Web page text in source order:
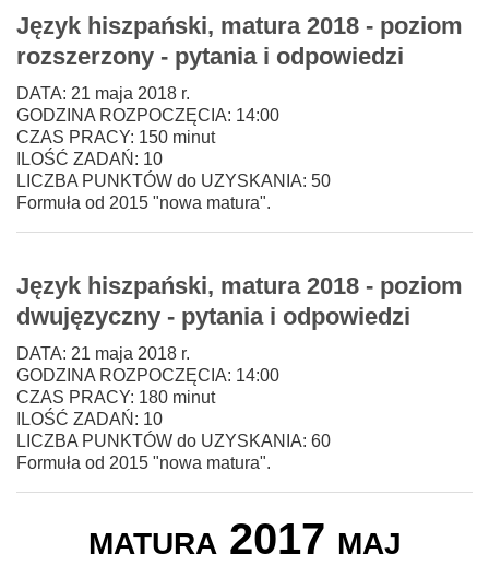
Język hiszpański, matura 2018 - poziom
rozszerzony - pytania i odpowiedzi
DATA: 21 maja 2018 r.
GODZINA ROZPOCZĘCIA: 14:00
CZAS PRACY: 150 minut
ILOŚĆ ZADAŃ: 10
LICZBA PUNKTÓW do UZYSKANIA: 50
Formuła od 2015 "nowa matura".
Język hiszpański, matura 2018 - poziom
dwujęzyczny - pytania i odpowiedzi
DATA: 21 maja 2018 r.
GODZINA ROZPOCZĘCIA: 14:00
CZAS PRACY: 180 minut
ILOŚĆ ZADAŃ: 10
LICZBA PUNKTÓW do UZYSKANIA: 60
Formuła od 2015 "nowa matura".
matura 2017 maj